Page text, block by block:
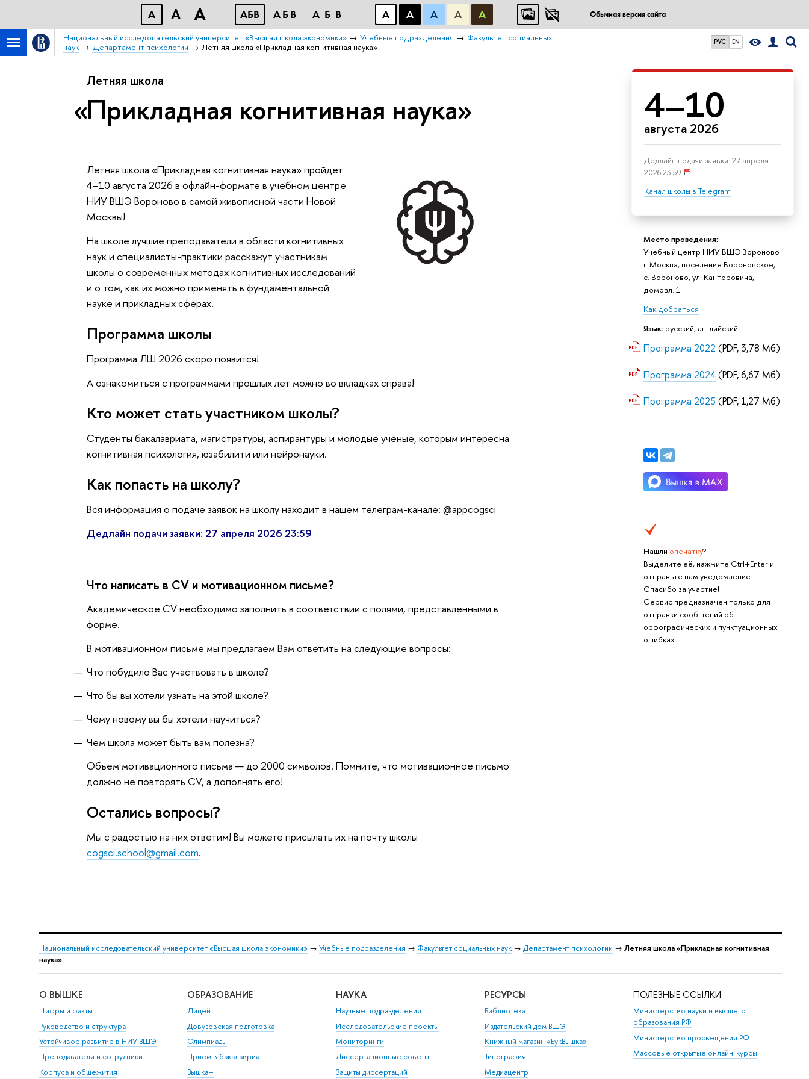
A A A АБВ АБВ АБВ А А А А А Обычная версия сайта
РУС EN
Национальный исследовательский университет «Высшая школа экономики» Учебные подразделения
Факультет социальных
наук
Департамент психологии Летняя школа «Прикладная когнитивная наука»
4–10
августа 2026
Дедлайн подачи заявки: 27 апреля
2026 23:59
Канал школы в Telegram
Место проведения:
Учебный центр НИУ ВШЭ Вороново
г. Москва, поселение Вороновское,
с. Вороново, ул. Канторовича,
домовл. 1
Как добраться
Язык: русский, английский
Программа 2022 (PDF, 3,78 Мб)
Программа 2024(PDF, 6,67 Мб)
Программа 2025 (PDF, 1,27 Мб)
Нашли опечатку?
Выделите её, нажмите Ctrl+Enter и
отправьте нам уведомление.
Спасибо за участие!
Сервис предназначен только для
отправки сообщений об
орфографических и пунктуационных
ошибках.
Летняя школа
Прикладная когнитивная наука
Летняя школа «Прикладная когнитивная наука» пройдет
4–10 августа 2026 в офлайн-формате в учебном центре
НИУ ВШЭ Вороново в самой живописной части Новой
Москвы!
На школе лучшие преподаватели в области когнитивных
наук и специалисты-практики расскажут участникам
школы о современных методах когнитивных исследований
и о том, как их можно применять в фундаментальной
науке и прикладных сферах.
Программа школы
Программа ЛШ 2026 скоро появится!
А ознакомиться с программами прошлых лет можно во вкладках справа!
Кто может стать участником школы?
Студенты бакалавриата, магистратуры, аспирантуры и молодые учёные, которым интересна
когнитивная психология, юзабилити или нейронауки.
Как попасть на школу?
Вся информация о подаче заявок на школу находит в нашем телеграм-канале: @appcogsci
Дедлайн подачи заявки: 27 апреля 2026 23:59
Что написать в CV и мотивационном письме?
Академическое CV необходимо заполнить в соответствии с полями, представленными в
форме.
В мотивационном письме мы предлагаем Вам ответить на следующие вопросы:
Что побудило Вас участвовать в школе?
Что бы вы хотели узнать на этой школе?
Чему новому вы бы хотели научиться?
Чем школа может быть вам полезна?
Объем мотивационного письма — до 2000 символов. Помните, что мотивационное письмо
должно не повторять CV, а дополнять его!
Остались вопросы?
Мы с радостью на них ответим! Вы можете присылать их на почту школы
cogsci.school@gmail.com.
Национальный исследовательский университет «Высшая школа экономики» → Учебные подразделения → Факультет социальных наук→ Департамент психологии → Летняя школа «Прикладная когнитивная
наука»
О ВЫШКЕ
Цифры и факты
Руководство и структура
Устойчивое развитие в НИУ ВШЭ
Преподаватели и сотрудники
Корпуса и общежития
ОБРАЗОВАНИЕ
Лицей
Довузовская подготовка
Олимпиады
Прием в бакалавриат
Вышка+
НАУКА
Научные подразделения
Исследовательские проекты
Мониторинги
Диссертационные советы
Защиты диссертаций
РЕСУРСЫ
Библиотека
Издательский дом ВШЭ
Книжный магазин «БукВышка»
Типография
Медиацентр
ПОЛЕЗНЫЕ ССЫЛКИ
Министерство науки и высшего
образования РФ
Министерство просвещения РФ
Массовые открытые онлайн-курсы